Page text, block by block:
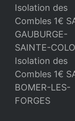
Isolation des
Combles 1€
GAUBURGE-
SAINTE-
Isolation des
Combles 1€
BOMER-LES-
FORGES